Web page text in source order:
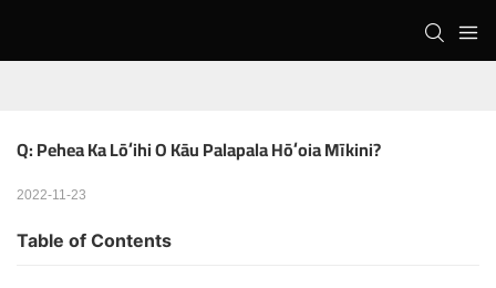
Q: Pehea Ka Lōʻihi O Kāu Palapala Hōʻoia Mīkini?
2022-11-23
Table of Contents